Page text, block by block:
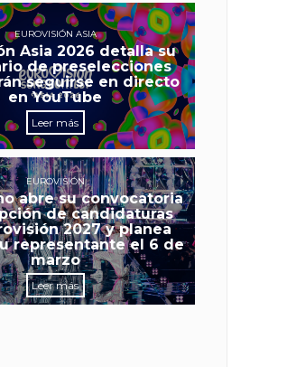
EUROVISIÓN ASIA
Asia 2026 detalla su
de preselecciones
seguirse en directo
en YouTube
Leer más
EUROVISIÓN
abre su convocatoria
de candidaturas
2027 y planea
representante el 6 de
marzo
Leer más